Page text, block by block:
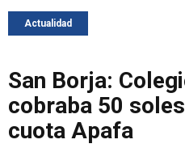
Actualidad
San Borja:
cobraba 50
cuota Apafa